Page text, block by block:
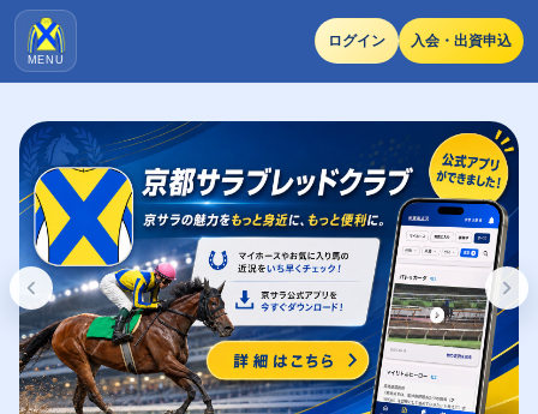
MENU
ログイン 入会・出資申込